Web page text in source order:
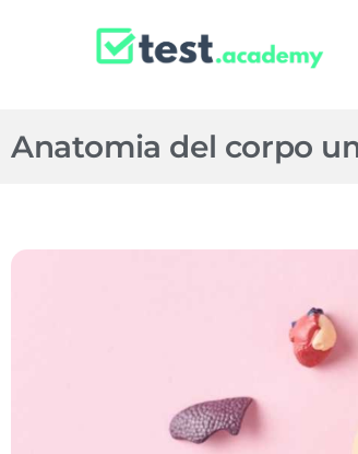
Anatomia del corpo